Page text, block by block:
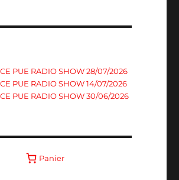
PUE RADIO SHOW 28/07/2026
PUE RADIO SHOW 14/07/2026
PUE RADIO SHOW 30/06/2026
Panier